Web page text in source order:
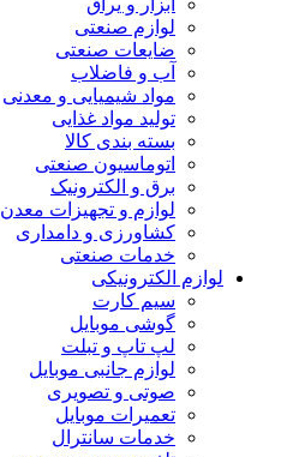
ابزار و یراق
لوازم صنعتی
ضایعات صنعتی
آب و فاضلاب
مواد شیمیایی و معدنی
تولید مواد غذایی
بسته بندی کالا
اتوماسیون صنعتی
برق و الکترونیک
لوازم و تجهیزات معدن
کشاورزی و دامداری
خدمات صنعتی
لوازم الکترونیکی
سیم کارت
گوشی موبایل
لپ تاپ و تبلت
لوازم جانبی موبایل
صوتی و تصویری
تعمیرات موبایل
خدمات سانترال